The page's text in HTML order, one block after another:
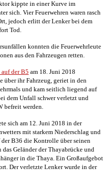
kippte in einer Kurve im
sich. Vier Feuerwehren waren rasch
jedoch erlitt der Lenker bei dem
Tod.
konnten die Feuerwehrleute
aus den Fahrzeugen retten.
der B5 am 18. Juni 2018
ihr Fahrzeug, geriet in den
und kam seitlich liegend auf
dem Unfall schwer verletzt und
befreit werden.
sich am 12. Juni 2018 in der
mit starkem Niederschlag und
B36 die Kontrolle über seinen
Geländer der Thayabrücke und
in die Thaya. Ein Großaufgebot
Der verletzte Lenker wurde in der